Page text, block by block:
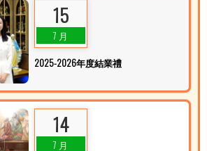
天主教教區學校聯會（小學組）獲獎消息
(三)
15
7 月
2025-2026年度結業禮
14
7 月